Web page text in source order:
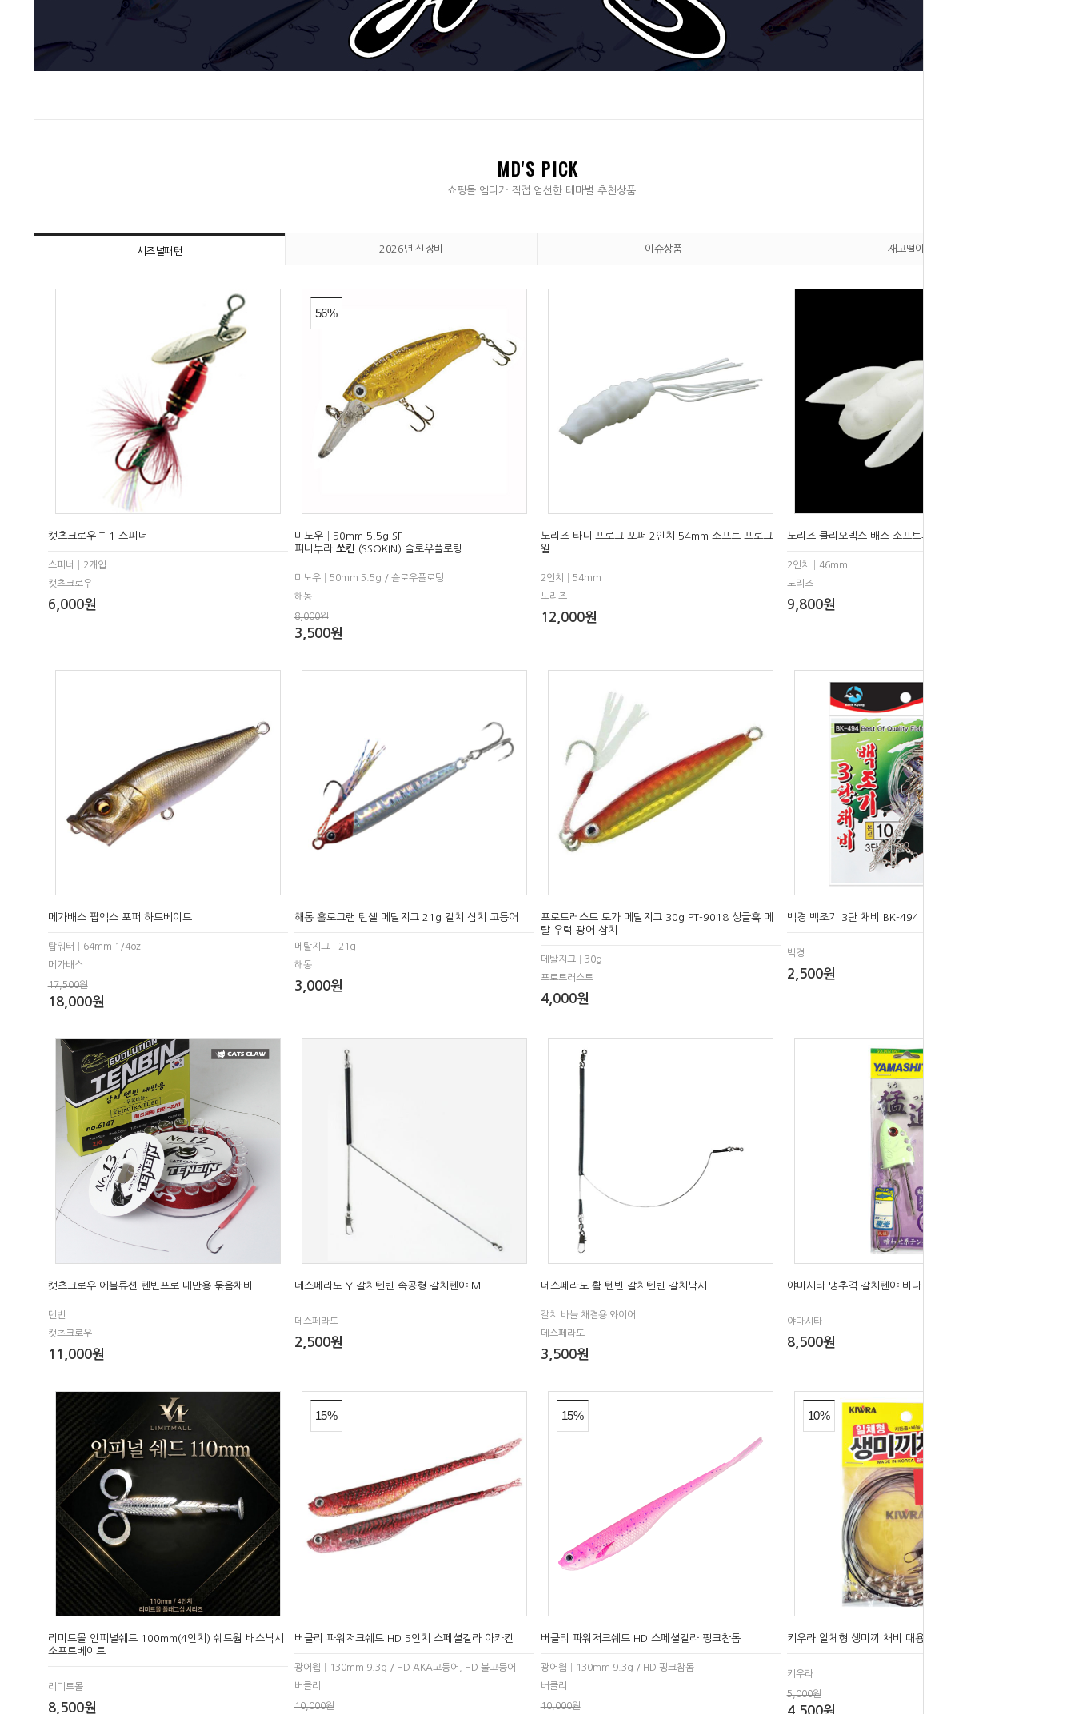
MD'S PICK
쇼핑몰 엠디가 직접 엄선한 테마별 추천상품
시즈널패턴 2026년 신장비 이슈상품 재고떨이용품
캣츠크로우 T-1 스피너
스피너│2개입
캣츠크로우
6,000원
56%
미노우│50mm 5.5g SF
피나투라쏘킨 (SSOKIN) 슬로우플로팅
미노우│50mm 5.5g / 슬로우플로팅
해동
8,000원
3,500원
노리즈 타니 프로그 포퍼 2인치 54mm 소프트 프로그
웜
2인치│54mm
노리즈
12,000원
노리즈 클리오넥스 배스 소프트루어웜
2인치│46mm
노리즈
9,800원
메가배스 팝엑스 포퍼 하드베이트
탑워터│64mm 1/4oz
메가배스
17,500원
18,000원
해동 홀로그램 틴셀 메탈지그 21g 갈치 삼치 고등어
메탈지그│21g
해동
3,000원
프로트러스트 토가 메탈지그 30g PT-9018 싱글훅 메
탈 우럭 광어 삼치
메탈지그│30g
프로트러스트
4,000원
백경 백조기 3단 채비 BK-494 천평채비
백경
2,500원
캣츠크로우 에볼류션 텐빈프로 내만용 묶음채비
텐빈
캣츠크로우
11,000원
데스페라도 Y 갈치텐빈 속공형 갈치텐야 M
데스페라도
2,500원
데스페라도 활 텐빈 갈치텐빈 갈치낚시
갈치 바늘 채결용 와이어
데스페라도
3,500원
야마시타 맹추격 갈치텐야 바다 지그헤드
야마시타
8,500원
리미트몰 인피널쉐드 100mm(4인치) 쉐드웜 배스낚시
소프트베이트
리미트몰
8,500원
15%
버클리 파워저크쉐드 HD 5인치 스페셜칼라 아카킨
광어웜│130mm 9.3g / HD AKA고등어, HD 불고등어
버클리
10,000원
15%
버클리 파워저크쉐드 HD 스페셜칼라 핑크참돔
광어웜│130mm 9.3g / HD 핑크참돔
버클리
10,000원
10%
키우라 일체형 생미끼 채비 대용량 K-309 외수질채비
키우라
5,000원
4,500원